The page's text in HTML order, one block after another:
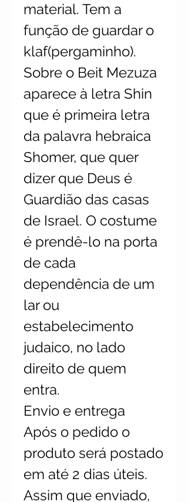
material. Tem a
função de guardar o
klaf(pergaminho).
Sobre o Beit Mezuza
aparece à letra Shin
que é primeira letra
da palavra hebraica
Shomer, que quer
dizer que Deus é
Guardião das casas
de Israel. O costume
é prendê-lo na porta
de cada
dependência de um
lar ou
estabelecimento
judaico, no lado
direito de quem
entra.
Envio e entrega
Após o pedido o
produto será postado
em até 2 dias úteis.
Assim que enviado,